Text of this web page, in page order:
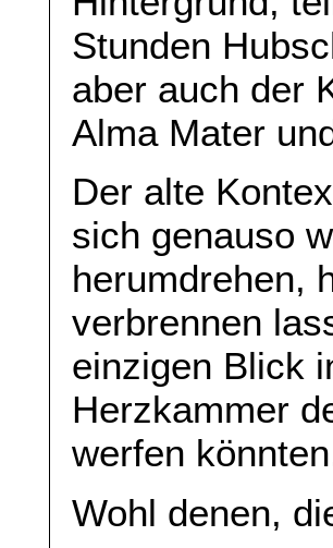
Stunden
aber auch der
Alma Mater
Der alte
sich genauso
herumdrehen,
verbrennen
einzigen Blick
Herzkammer
werfen
Wohl denen,